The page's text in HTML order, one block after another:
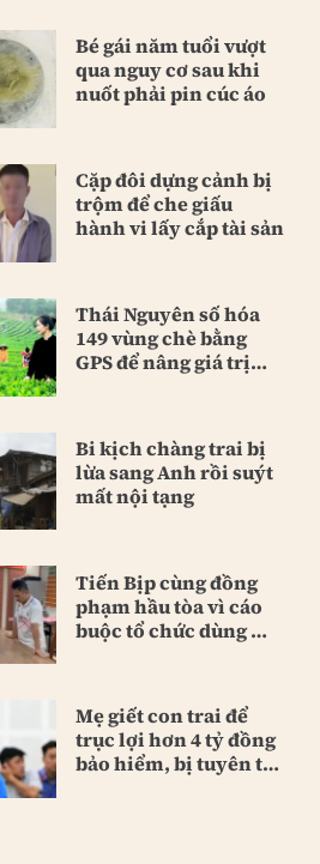
Bé gái năm tuổi vượt
qua nguy cơ sau khi
nuốt phải pin cúc áo
Cặp đôi dựng cảnh bị
trộm để che giấu
hành vi lấy cắp tài sản
Thái Nguyên số hóa
149 vùng chè bằng
GPS để nâng giá trị
Bi kịch chàng trai bị
lừa sang Anh rồi suýt
mất nội tạng
Tiến Bịp cùng đồng
phạm hầu tòa vì cáo
buộc tổ chức dùng ma
Mẹ giết con trai để
trục lợi hơn 4 tỷ đồng
bảo hiểm, bị tuyên tù